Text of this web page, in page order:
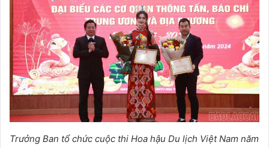
Trưởng Ban tổ chức cuộc thi Hoa hậu Du lịch Việt Nam năm